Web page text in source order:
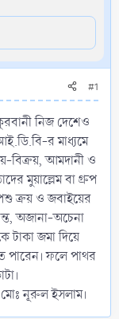
#1
নিজ দেশেও
র মাধ্যমে
বিক্রয়, আমদানী ও
মুয়াল্লেম বা গ্রুপ
পশু ক্রয় ও জবাইয়ের
অজানা-অচেনা
টাকা জমা দিয়ে
পারেন। ফলে পাথর
নূরুল ইসলাম।